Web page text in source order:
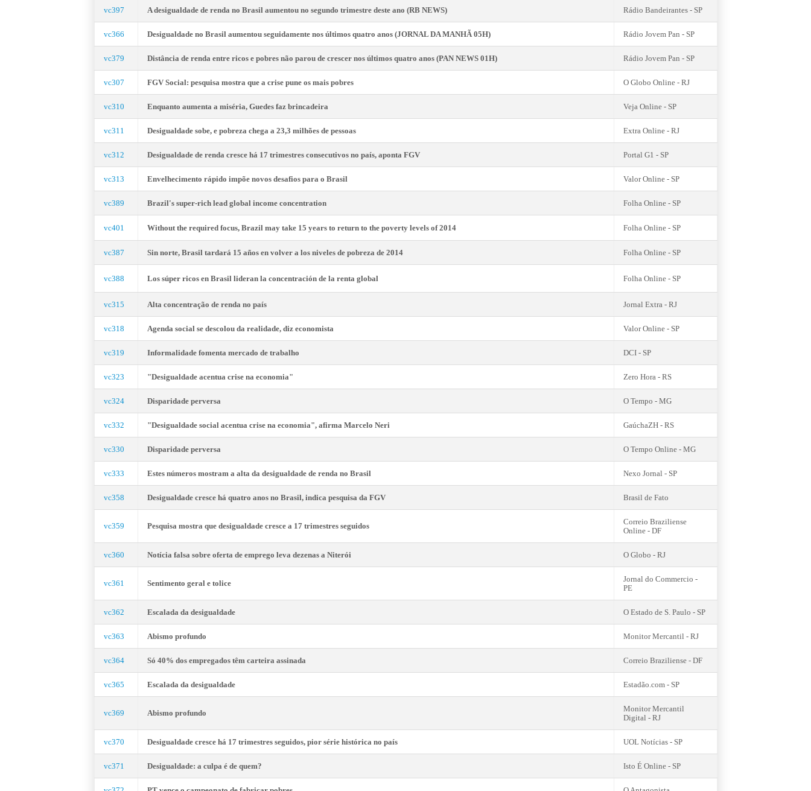
vc397 A desigualdade de renda no Brasil aumentou no segundo trimestre deste ano (RB NEWS) Rádio Bandeirantes - SP
vc366 Desigualdade no Brasil aumentou seguidamente nos últimos quatro anos (JORNAL DA MANHÃ 05H) Rádio Jovem Pan - SP
vc379 Distância de renda entre ricos e pobres não parou de crescer nos últimos quatro anos (PAN NEWS 01H) Rádio Jovem Pan - SP
vc307 FGV Social: pesquisa mostra que a crise pune os mais pobres O Globo Online - RJ
vc310 Enquanto aumenta a miséria, Guedes faz brincadeira Veja Online - SP
vc311 Desigualdade sobe, e pobreza chega a 23,3 milhões de pessoas Extra Online - RJ
vc312 Desigualdade de renda cresce há 17 trimestres consecutivos no país, aponta FGV Portal G1 - SP
vc313 Envelhecimento rápido impõe novos desafios para o Brasil Valor Online - SP
vc389 Brazil's super-rich lead global income concentration Folha Online - SP
vc401 Without the required focus, Brazil may take 15 years to return to the poverty levels of 2014 Folha Online - SP
vc387 Sin norte, Brasil tardará 15 años en volver a los niveles de pobreza de 2014 Folha Online - SP
vc388 Los súper ricos en Brasil lideran la concentración de la renta global Folha Online - SP
vc315 Alta concentração de renda no país Jornal Extra - RJ
vc318 Agenda social se descolou da realidade, diz economista Valor Online - SP
vc319 Informalidade fomenta mercado de trabalho DCI - SP
vc323 "Desigualdade acentua crise na economia" Zero Hora - RS
vc324 Disparidade perversa O Tempo - MG
vc332 "Desigualdade social acentua crise na economia", afirma Marcelo Neri GaúchaZH - RS
vc330 Disparidade perversa O Tempo Online - MG
vc333 Estes números mostram a alta da desigualdade de renda no Brasil Nexo Jornal - SP
vc358 Desigualdade cresce há quatro anos no Brasil, indica pesquisa da FGV Brasil de Fato
vc359 Pesquisa mostra que desigualdade cresce a 17 trimestres seguidos
Correio Braziliense
Online - DF
vc360 Notícia falsa sobre oferta de emprego leva dezenas a Niterói O Globo - RJ
vc361 Sentimento geral e tolice
Jornal do Commercio -
PE
vc362 Escalada da desigualdade O Estado de S. Paulo - SP
vc363 Abismo profundo Monitor Mercantil - RJ
vc364 Só 40% dos empregados têm carteira assinada Correio Braziliense - DF
vc365 Escalada da desigualdade Estadão.com - SP
vc369 Abismo profundo
Monitor Mercantil
Digital - RJ
vc370 Desigualdade cresce há 17 trimestres seguidos, pior série histórica no país UOL Notícias - SP
vc371 Desigualdade: a culpa é de quem? Isto É Online - SP